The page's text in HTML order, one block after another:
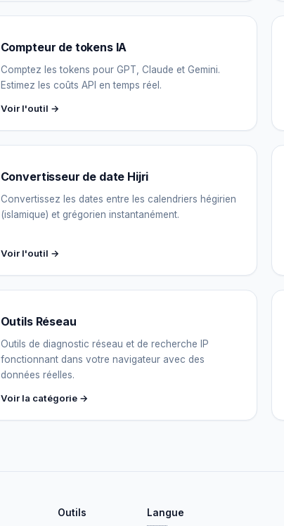
Compteur de tokens IA
Comptez les tokens pour GPT, Claude et Gemini.
Estimez les coûts API en temps réel.
Voir l'outil →
Convertisseur de date Hijri
Convertissez les dates entre les calendriers hégirien
(islamique) et grégorien instantanément.
Voir l'outil →
Outils Réseau
Outils de diagnostic réseau et de recherche IP
fonctionnant dans votre navigateur avec des
données réelles.
Voir la catégorie →
Outils Langue